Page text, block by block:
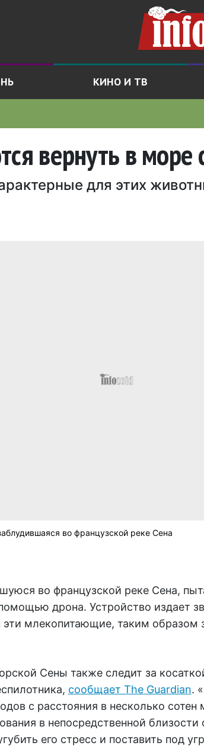
КИНО И ТВ
вернуть в
для этих
во французской реке Сена
во французской реке Сена,
дрона. Устройство издает
эти млекопитающие, таким образом
Сены также следит за
сообщает The Guardian.
с расстояния в несколько сотен
в непосредственной близости
его стресс и поставить под